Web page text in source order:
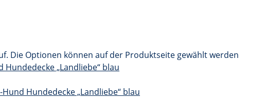
Die Optionen können auf der Produktseite gewählt werden